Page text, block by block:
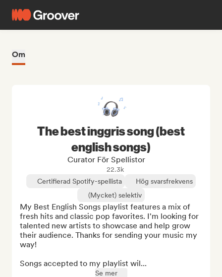
Om
The best inggris song (best
english songs)
Curator För Spellistor
22.3k
Certifierad Spotify-spellista
Hög svarsfrekvens
(Mycket) selektiv
My Best English Songs playlist features a mix of
fresh hits and classic pop favorites. I'm looking for
talented new artists to showcase and help grow
their audience. Thanks for sending your music my
way!
Songs accepted to my playlist wil...
Se mer